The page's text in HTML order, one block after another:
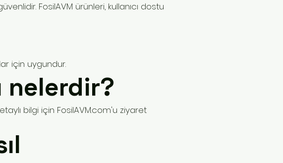
FosilAVM ürünleri, kullanıcı dostu
için uygundur.
nelerdir?
bilgi için FosilAVM.com'u ziyaret